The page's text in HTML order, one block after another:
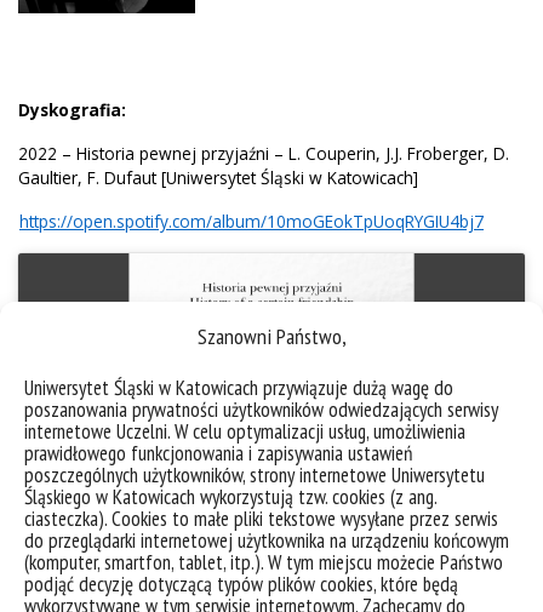
Szanowni Państwo,
Uniwersytet Śląski w Katowicach przywiązuje dużą wagę do
poszanowania prywatności użytkowników odwiedzających serwisy
internetowe Uczelni. W celu optymalizacji usług, umożliwienia
prawidłowego funkcjonowania i zapisywania ustawień
poszczególnych użytkowników, strony internetowe Uniwersytetu
Śląskiego w Katowicach wykorzystują tzw. cookies (z ang.
ciasteczka). Cookies to małe pliki tekstowe wysyłane przez serwis
do przeglądarki internetowej użytkownika na urządzeniu końcowym
(komputer, smartfon, tablet, itp.). W tym miejscu możecie Państwo
podjąć decyzję dotyczącą typów plików cookies, które będą
wykorzystywane w tym serwisie internetowym. Zachęcamy do
Dyskografia:
2022 – Historia pewnej przyjaźni – L. Couperin, J.J. Froberger, D.
Gaultier, F. Dufaut [Uniwersytet Śląski w Katowicach]
https://open.spotify.com/album/10moGEokTpUoqRYGIU4bj7
Kliknij "zgadzam się", żeby włączyć
Polityka plików cookies
Zgadzam się
2018 – Memento mori Froberger [Uniwersytet Śląski w
Katowicach]